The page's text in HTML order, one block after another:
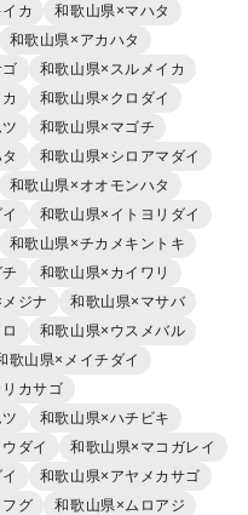
カ
和歌山県×マハタ
和歌山県×アカハタ
和歌山県×スルメイカ
和歌山県×クロダイ
和歌山県×マゴチ
和歌山県×シロアマダイ
和歌山県×オオモンハタ
和歌山県×イトヨリダイ
和歌山県×チカメキントキ
和歌山県×カイワリ
ジナ
和歌山県×マサバ
和歌山県×ウスメバル
歌山県×メイチダイ
カサゴ
和歌山県×ハチビキ
ダイ
和歌山県×マコガレイ
和歌山県×アヤメカサゴ
グ
和歌山県×ムロアジ